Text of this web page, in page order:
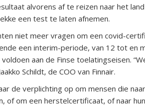
alvorens af te reizen naar het
een test te laten afnemen.
niet meer vragen om een covid-
een interim-periode, van 12 tot en
aan de Finse toelatingseisen.
Schildt, de COO van Finnair.
de verplichting op om mensen die
om een herstelcertificaat, of naar